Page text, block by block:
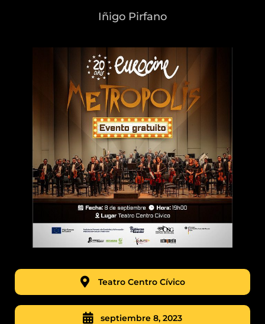
Iñigo Pirfano
Teatro Centro Cívico
septiembre 8, 2023